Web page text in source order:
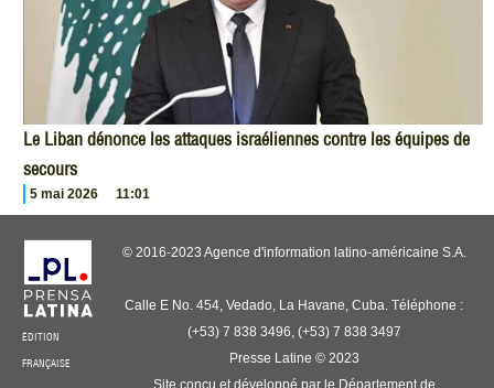
Le Liban dénonce les attaques israéliennes contre les équipes de
secours
5 mai 2026 11:01
ÉDITION
FRANÇAISE
© 2016-2023 Agence d'information latino-américaine S.A.
Calle E No. 454, Vedado, La Havane, Cuba. Téléphone :
(+53) 7 838 3496, (+53) 7 838 3497
Presse Latine © 2023